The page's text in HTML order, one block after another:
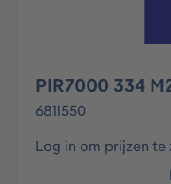
PIR7000 334
6811550
Log in om prijzen te